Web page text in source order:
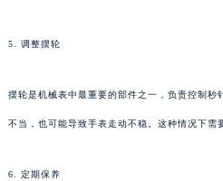
5. 调整摆轮
摆轮是机械表中最重要的部件之一，负责控制秒
不当，也可能导致手表走动不稳。这种情况下需
6. 定期保养